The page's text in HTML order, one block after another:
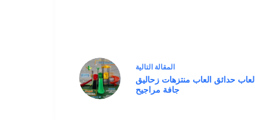
المقالة التالية
العاب حدائق العاب منتزهات زحاليق
جافة مراجيح